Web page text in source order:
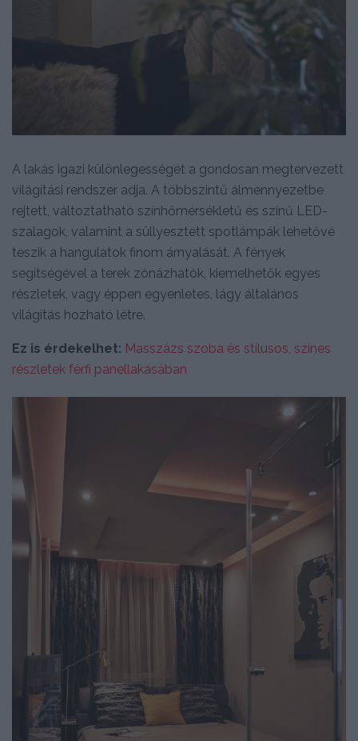
A lakás igazi különlegességét a gondosan megtervezett
világítási rendszer adja. A többszintű álmennyezetbe
rejtett, változtatható színhőmérsékletű és színű LED-
szalagok, valamint a süllyesztett spotlámpák lehetővé
teszik a hangulatok finom árnyalását. A fények
segítségével a terek zónázhatók, kiemelhetők egyes
részletek, vagy éppen egyenletes, lágy általános
világítás hozható létre.
Ez is érdekelhet: Masszázs szoba és stílusos, színes
részletek férfi panellakásában